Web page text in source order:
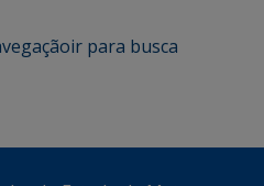
ir para busca